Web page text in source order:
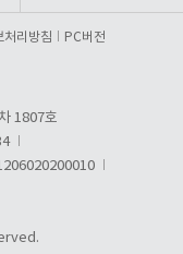
처리방침 PC버전
1807호